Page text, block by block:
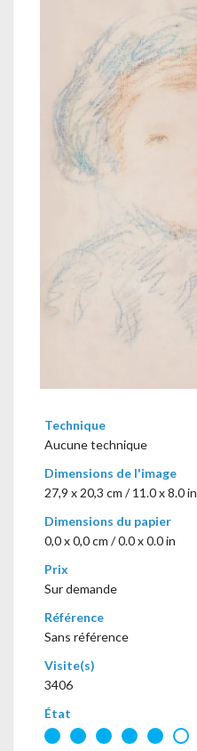
Technique
Aucune technique
Dimensions de l'image
27,9 x 20,3 cm / 11.0 x 8.0 in
Dimensions du papier
0,0 x 0,0 cm / 0.0 x 0.0 in
Prix
Sur demande
Référence
Sans référence
Visite(s)
3406
État